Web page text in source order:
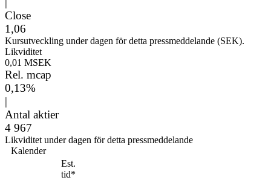
Close
1,06
Kursutveckling under dagen för detta pressmeddelande (SEK).
Likviditet
0,01 MSEK
Rel. mcap
0,13%
|
Antal aktier
4 967
Likviditet under dagen för detta pressmeddelande
Kalender
Est.
tid*